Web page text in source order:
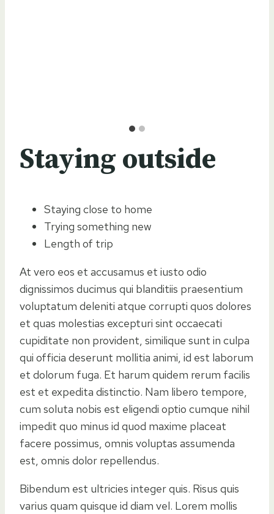
Staying outside
Staying close to home
Trying something new
Length of trip
At vero eos et accusamus et iusto odio
dignissimos ducimus qui blanditiis praesentium
voluptatum deleniti atque corrupti quos dolores
et quas molestias excepturi sint occaecati
cupiditate non provident, similique sunt in culpa
qui officia deserunt mollitia animi, id est laborum
et dolorum fuga. Et harum quidem rerum facilis
est et expedita distinctio. Nam libero tempore,
cum soluta nobis est eligendi optio cumque nihil
impedit quo minus id quod maxime placeat
facere possimus, omnis voluptas assumenda
est, omnis dolor repellendus.
Bibendum est ultricies integer quis. Risus quis
varius quam quisque id diam vel. Lorem mollis